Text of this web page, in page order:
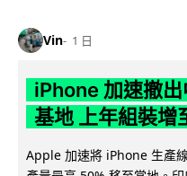
Vin 1 日
iPhone 加速撤
基地 上年組裝
Apple 加速將 iPhone 生產